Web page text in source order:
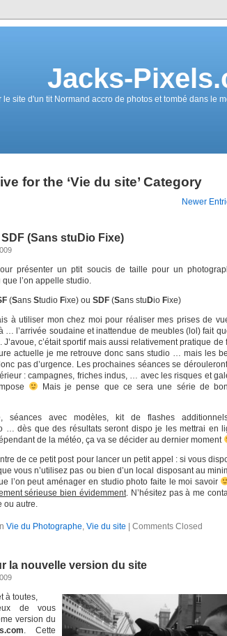
Jacks-
le site d'un tit Normand accro de photos et tombé dans le
for the ‘Vie du site’ Category
Newer
(Sans stuDio Fixe)
présenter un ptit soucis de taille pour un
que l’on appelle studio.
(Sans Studio Fixe) ou SDF(Sans stu Dio Fixe)
à utiliser mon chez moi pour réaliser mes prises de
… l’arrivée soudaine et inattendue de meubles (lol) fait
J’avoue, c’était sportif mais aussi relativement pratique de
actuelle je me retrouve donc sans studio … mais les
pas d’urgence. Les prochaines séances se
: campagnes, friches indus, … avec les risques et
Mais je pense que ce sera une série de
séances avec modèles, kit de flashes
… dès que des résultats seront dispo je les mettrai en
de la météo, ça va se décider au dernier moment
de ce petit post pour lancer un petit appel : si vous
vous n’utilisez pas ou bien d’un local disposant au
l’on peut aménager en studio photo faite le moi savoir
sérieuse bien évidemment. N’hésitez pas à me
ou autre.
Vie du Photographe, Vie du site Comments Closed
la nouvelle version du site
à toutes,
de vous
version du
. Cette